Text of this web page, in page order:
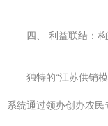
四、 利益联结：
独特的“江苏供销
系统通过领办创办农